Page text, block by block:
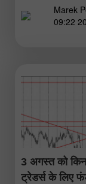
Marek
09:22
3 अगस्त को किन
ट्रेडर्स के लिए